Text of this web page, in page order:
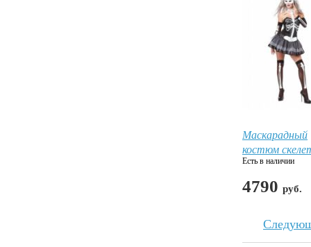
Маскарадный
костюм
Есть в наличии
4790 руб.